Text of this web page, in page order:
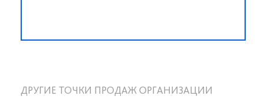
ДРУГИЕ ТОЧКИ ПРОДАЖ ОРГАНИЗАЦИИ